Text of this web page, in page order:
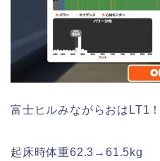
富士ヒルみながらおはLT1！
起床時体重62.3→61.5kg